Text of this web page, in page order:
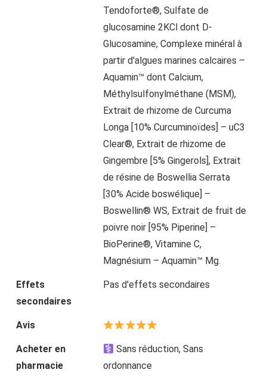
Tendoforte®, Sulfate de
glucosamine 2KCl dont D-
Glucosamine, Complexe minéral à
partir d'algues marines calcaires –
Aquamin™ dont Calcium,
Méthylsulfonylméthane (MSM),
Extrait de rhizome de Curcuma
Longa [10% Curcuminoïdes] – uC3
Clear®, Extrait de rhizome de
Gingembre [5% Gingerols], Extrait
de résine de Boswellia Serrata
[30% Acide boswélique] –
Boswellin® WS, Extrait de fruit de
poivre noir [95% Piperine] –
BioPerine®, Vitamine C,
Magnésium – Aquamin™ Mg.
Effets
secondaires
Pas d'effets secondaires
Avis
Acheter en
pharmacie
Sans réduction, Sans
ordonnance